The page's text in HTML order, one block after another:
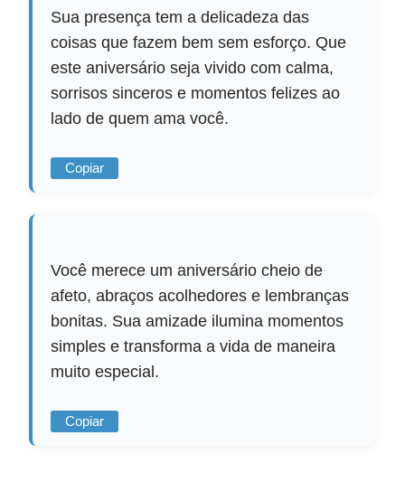
Sua presença tem a delicadeza das
coisas que fazem bem sem esforço. Que
este aniversário seja vivido com calma,
sorrisos sinceros e momentos felizes ao
lado de quem ama você.
Copiar
Você merece um aniversário cheio de
afeto, abraços acolhedores e lembranças
bonitas. Sua amizade ilumina momentos
simples e transforma a vida de maneira
muito especial.
Copiar